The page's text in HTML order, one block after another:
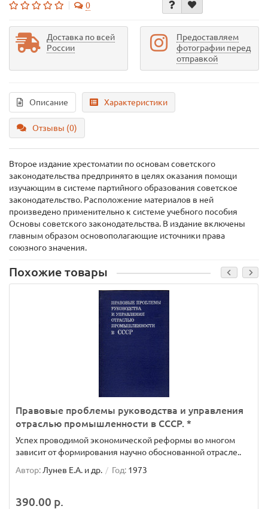
0
Доставка по всей
России
Предоставляем
фотографии перед
отправкой
Описание Характеристики
Отзывы (0)
Второе издание хрестоматии по основам советского
законодательства предпринято в целях оказания помощи
изучающим в системе партийного образования советское
законодательство. Расположение материалов в ней
произведено применительно к системе учебного пособия
Основы советского законодательства. В издание включены
главным образом основополагающие источники права
союзного значения.
Похожие товары
Правовые проблемы руководства и управления
отраслью промышленности в СССР. *
Успех проводимой экономической реформы во многом
зависит от формирования научно обоснованной отрасле..
Автор: Лунев Е.А. и др. Год: 1973
390.00 р.